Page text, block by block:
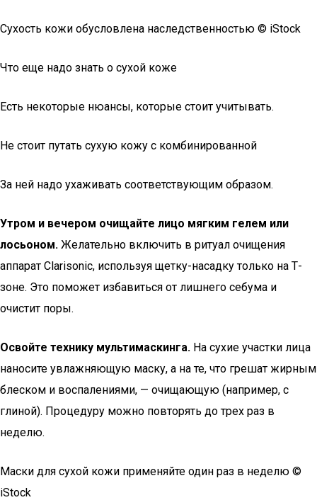
Сухость кожи обусловлена наследственностью © iStock
Что еще надо знать о сухой коже
Есть некоторые нюансы, которые стоит учитывать.
Не стоит путать сухую кожу с комбинированной
За ней надо ухаживать соответствующим образом.
Утром и вечером очищайте лицо мягким гелем или
лосьоном. Желательно включить в ритуал очищения
аппарат Clarisonic, используя щетку-насадку только на Т-
зоне. Это поможет избавиться от лишнего себума и
очистит поры.
Освойте технику мультимаскинга. На сухие участки лица
наносите увлажняющую маску, а на те, что грешат жирным
блеском и воспалениями, — очищающую (например, с
глиной). Процедуру можно повторять до трех раз в
неделю.
Маски для сухой кожи применяйте один раз в неделю ©
iStock